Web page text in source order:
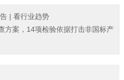
| 看行业趋势
方案，14项检验依据打击非国标产